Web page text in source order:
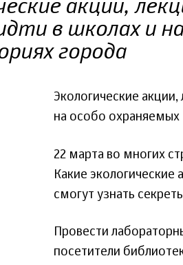
акции,
в школах и
города
Экологические
на особо охраняемых
22 марта во многих
Какие экологические
смогут узнать
Провести
посетители